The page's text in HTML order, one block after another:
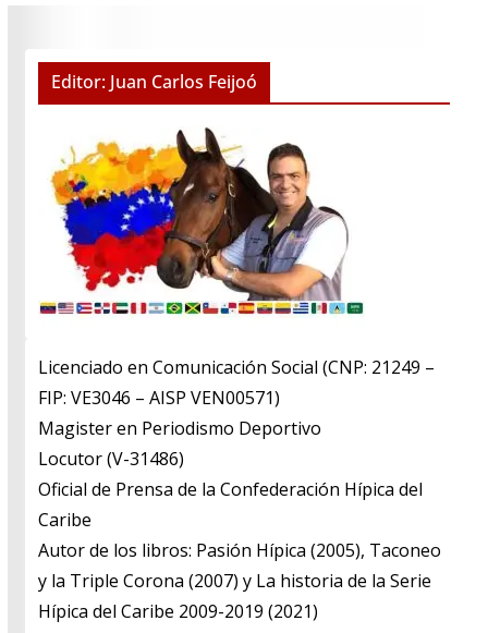
Editor: Juan Carlos Feijoó
Licenciado en Comunicación Social (CNP: 21249 –
FIP: VE3046 – AISP VEN00571)
​Magister en Periodismo Deportivo
​Locutor (V-31486)
​Oficial de Prensa de la Confederación Hípica del
Caribe
​Autor de los libros: Pasión Hípica (2005), Taconeo
y la Triple Corona (2007) y La historia de la Serie
Hípica del Caribe 2009-2019 (2021)